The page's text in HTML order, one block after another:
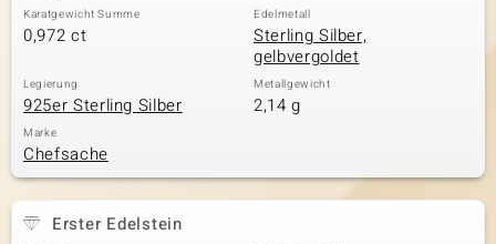
Karatgewicht Summe
0,972 ct
Edelmetall
Sterling Silber,
gelbvergoldet
Legierung
925er Sterling Silber
Metallgewicht
2,14 g
Marke
Chefsache
Erster Edelstein